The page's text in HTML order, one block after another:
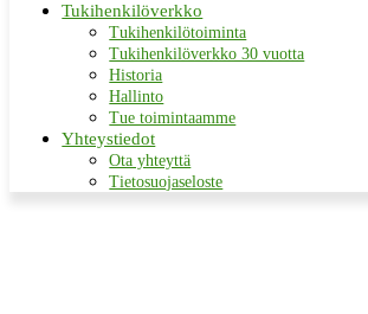
Tukihenkilöverkko
Tukihenkilötoiminta
Tukihenkilöverkko 30 vuotta
Historia
Hallinto
Tue toimintaamme
Yhteystiedot
Ota yhteyttä
Tietosuojaseloste